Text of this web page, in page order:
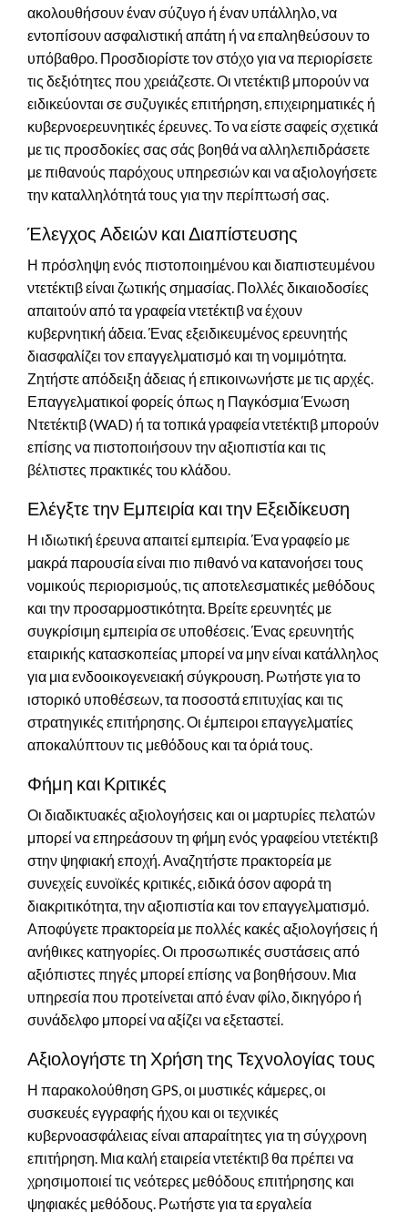
ακολουθήσουν έναν σύζυγο ή έναν υπάλληλο, να
εντοπίσουν ασφαλιστική απάτη ή να επαληθεύσουν το
υπόβαθρο. Προσδιορίστε τον στόχο για να περιορίσετε
τις δεξιότητες που χρειάζεστε. Οι ντετέκτιβ μπορούν να
ειδικεύονται σε συζυγικές επιτήρηση, επιχειρηματικές ή
κυβερνοερευνητικές έρευνες. Το να είστε σαφείς σχετικά
με τις προσδοκίες σας σάς βοηθά να αλληλεπιδράσετε
με πιθανούς παρόχους υπηρεσιών και να αξιολογήσετε
την καταλληλότητά τους για την περίπτωσή σας.
Έλεγχος Αδειών και Διαπίστευσης
Η πρόσληψη ενός πιστοποιημένου και διαπιστευμένου
ντετέκτιβ είναι ζωτικής σημασίας. Πολλές δικαιοδοσίες
απαιτούν από τα γραφεία ντετέκτιβ να έχουν
κυβερνητική άδεια. Ένας εξειδικευμένος ερευνητής
διασφαλίζει τον επαγγελματισμό και τη νομιμότητα.
Ζητήστε απόδειξη άδειας ή επικοινωνήστε με τις αρχές.
Επαγγελματικοί φορείς όπως η Παγκόσμια Ένωση
Ντετέκτιβ (WAD) ή τα τοπικά γραφεία ντετέκτιβ μπορούν
επίσης να πιστοποιήσουν την αξιοπιστία και τις
βέλτιστες πρακτικές του κλάδου.
Ελέγξτε την Εμπειρία και την Εξειδίκευση
Η ιδιωτική έρευνα απαιτεί εμπειρία. Ένα γραφείο με
μακρά παρουσία είναι πιο πιθανό να κατανοήσει τους
νομικούς περιορισμούς, τις αποτελεσματικές μεθόδους
και την προσαρμοστικότητα. Βρείτε ερευνητές με
συγκρίσιμη εμπειρία σε υποθέσεις. Ένας ερευνητής
εταιρικής κατασκοπείας μπορεί να μην είναι κατάλληλος
για μια ενδοοικογενειακή σύγκρουση. Ρωτήστε για το
ιστορικό υποθέσεων, τα ποσοστά επιτυχίας και τις
στρατηγικές επιτήρησης. Οι έμπειροι επαγγελματίες
αποκαλύπτουν τις μεθόδους και τα όριά τους.
Φήμη και Κριτικές
Οι διαδικτυακές αξιολογήσεις και οι μαρτυρίες πελατών
μπορεί να επηρεάσουν τη φήμη ενός γραφείου ντετέκτιβ
στην ψηφιακή εποχή. Αναζητήστε πρακτορεία με
συνεχείς ευνοϊκές κριτικές, ειδικά όσον αφορά τη
διακριτικότητα, την αξιοπιστία και τον επαγγελματισμό.
Αποφύγετε πρακτορεία με πολλές κακές αξιολογήσεις ή
ανήθικες κατηγορίες. Οι προσωπικές συστάσεις από
αξιόπιστες πηγές μπορεί επίσης να βοηθήσουν. Μια
υπηρεσία που προτείνεται από έναν φίλο, δικηγόρο ή
συνάδελφο μπορεί να αξίζει να εξεταστεί.
Αξιολογήστε τη Χρήση της Τεχνολογίας τους
Η παρακολούθηση GPS, οι μυστικές κάμερες, οι
συσκευές εγγραφής ήχου και οι τεχνικές
κυβερνοασφάλειας είναι απαραίτητες για τη σύγχρονη
επιτήρηση. Μια καλή εταιρεία ντετέκτιβ θα πρέπει να
χρησιμοποιεί τις νεότερες μεθόδους επιτήρησης και
ψηφιακές μεθόδους. Ρωτήστε για τα εργαλεία